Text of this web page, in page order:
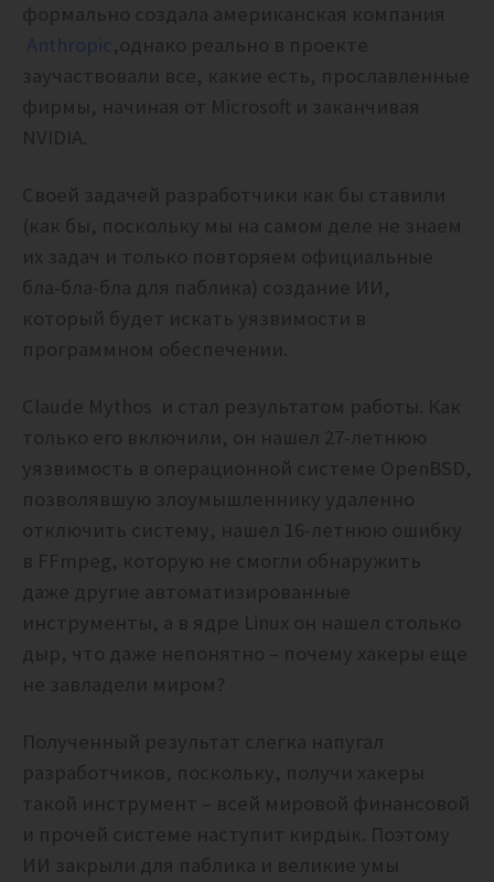
формально создала американская компания
Anthropic ,однако реально в проекте
заучаствовали все, какие есть, прославленные
фирмы, начиная от Microsoft и заканчивая
NVIDIA.
Своей задачей разработчики как бы ставили
(как бы, поскольку мы на самом деле не знаем
их задач и только повторяем официальные
бла-бла-бла для паблика) создание ИИ,
который будет искать уязвимости в
программном обеспечении.
Claude Mythos и стал результатом работы. Как
только его включили, он нашел 27-летнюю
уязвимость в операционной системе OpenBSD,
позволявшую злоумышленнику удаленно
отключить систему, нашел 16-летнюю ошибку
в FFmpeg, которую не смогли обнаружить
даже другие автоматизированные
инструменты, а в ядре Linux он нашел столько
дыр, что даже непонятно – почему хакеры еще
не завладели миром?
Полученный результат слегка напугал
разработчиков, поскольку, получи хакеры
такой инструмент – всей мировой финансовой
и прочей системе наступит кирдык. Поэтому
ИИ закрыли для паблика и великие умы